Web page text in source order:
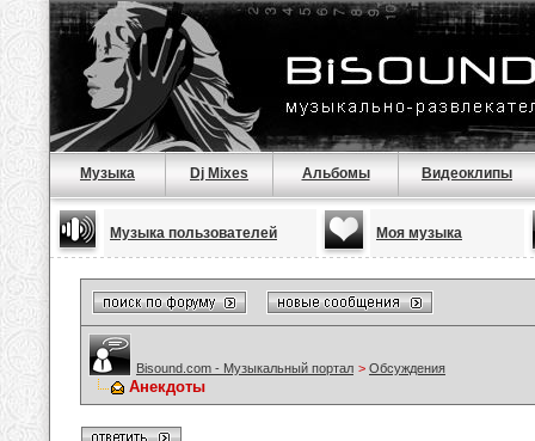
Музыка Dj Mixes Альбомы Видеоклипы
Музыка пользователей Моя музыка
Bisound.com - Музыкальный портал > Обсуждения
Анекдоты